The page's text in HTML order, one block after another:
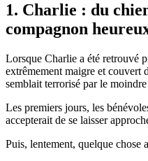
1. Charlie : du
compagnon
Lorsque Charlie a été retrouvé
extrêmement maigre et couvert
semblait terrorisé par le
Les premiers jours, les
accepterait de se laisser
Puis, lentement, quelque chose